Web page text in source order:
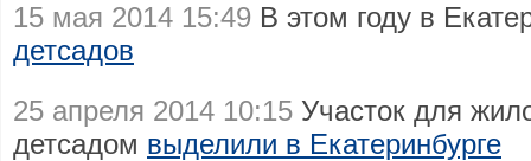
15 мая 2014 15:49 В этом году в
детсадов
25 апреля 2014 10:15 Участок для
детсадом выделили в Екатеринбурге